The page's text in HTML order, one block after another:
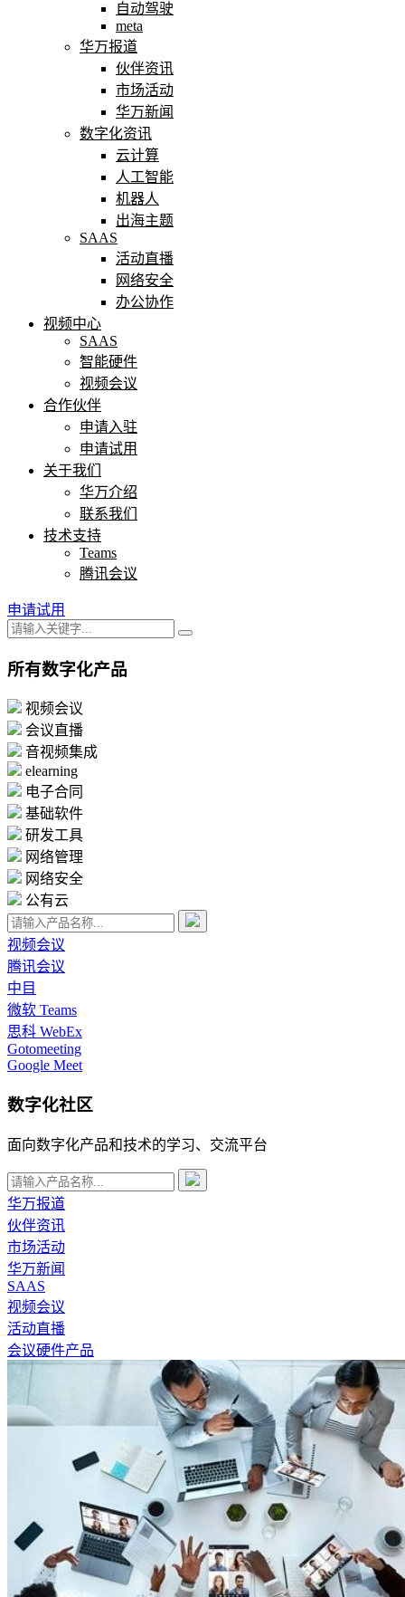
自动驾驶
meta
华万报道
伙伴资讯
市场活动
华万新闻
数字化资讯
云计算
人工智能
机器人
出海主题
SAAS
活动直播
网络安全
办公协作
视频中心
SAAS
智能硬件
视频会议
合作伙伴
申请入驻
申请试用
关于我们
华万介绍
联系我们
技术支持
Teams
腾讯会议
申请试用
所有数字化产品
视频会议
会议直播
音视频集成
elearning
电子合同
基础软件
研发工具
网络管理
网络安全
公有云
视频会议
腾讯会议
中目
微软 Teams
思科 WebEx
Gotomeeting
Google Meet
数字化社区
面向数字化产品和技术的学习、交流平台
华万报道
伙伴资讯
市场活动
华万新闻
SAAS
视频会议
活动直播
会议硬件产品